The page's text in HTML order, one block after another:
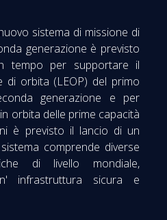
sistema di missione di
generazione è previsto
tempo per supportare il
di orbita (LEOP) del primo
generazione e per
orbita delle prime capacità
è previsto il lancio di un
comprende diverse
di livello mondiale,
infrastruttura sicura e